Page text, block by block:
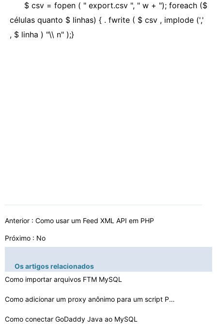
$ csv = fopen ( " export.csv ", " w + "); foreach ($
células quanto $ linhas) { . fwrite ( $ csv , implode (','
, $ linha ) "\\ n" );}
Anterior : Como usar um Feed XML API em PHP
Próximo : No
Os artigos relacionados
Como importar arquivos FTM MySQL
Como adicionar um proxy anônimo para um script PHP
Como conectar GoDaddy Java ao MySQL